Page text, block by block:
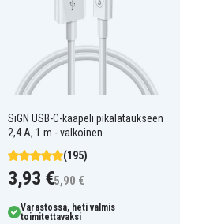
SiGN USB-C-kaapeli pikalataukseen
2,4 A, 1 m - valkoinen
(195)
3,93 €5,90 €
Varastossa, heti valmis
toimitettavaksi